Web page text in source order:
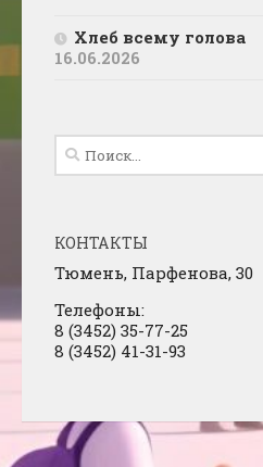
Хлеб всему голова
16.06.2026
Найти:
КОНТАКТЫ
Тюмень, Парфенова, 30
Телефоны:
8 (3452) 35-77-25
8 (3452) 41-31-93